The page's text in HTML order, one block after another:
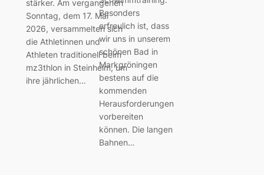
stärker. Am vergangenen
Sonntag, dem 17. Mai
2026, versammelten sich
die Athletinnen und
Athleten traditionell beim
mz3thlon in Steinheim, um
ihre jährlichen…
Besonders
erfreulich ist, dass
wir uns in unserem
schönen Bad in
Markgröningen
bestens auf die
kommenden
Herausforderungen
vorbereiten
können. Die langen
Bahnen…